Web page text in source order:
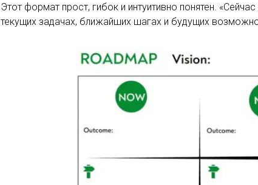
Этот формат прост, гибок и интуитивно понятен.
текущих задачах, ближайших шагах и будущих